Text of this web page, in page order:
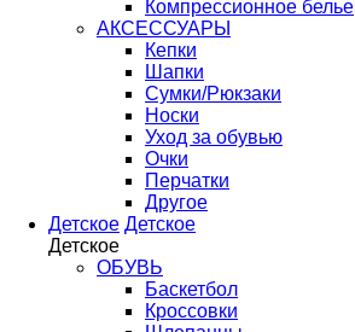
Компрессионное белье
АКСЕССУАРЫ
Кепки
Шапки
Сумки/Рюкзаки
Носки
Уход за обувью
Очки
Перчатки
Другое
Детское Детское
Детское
ОБУВЬ
Баскетбол
Кроссовки